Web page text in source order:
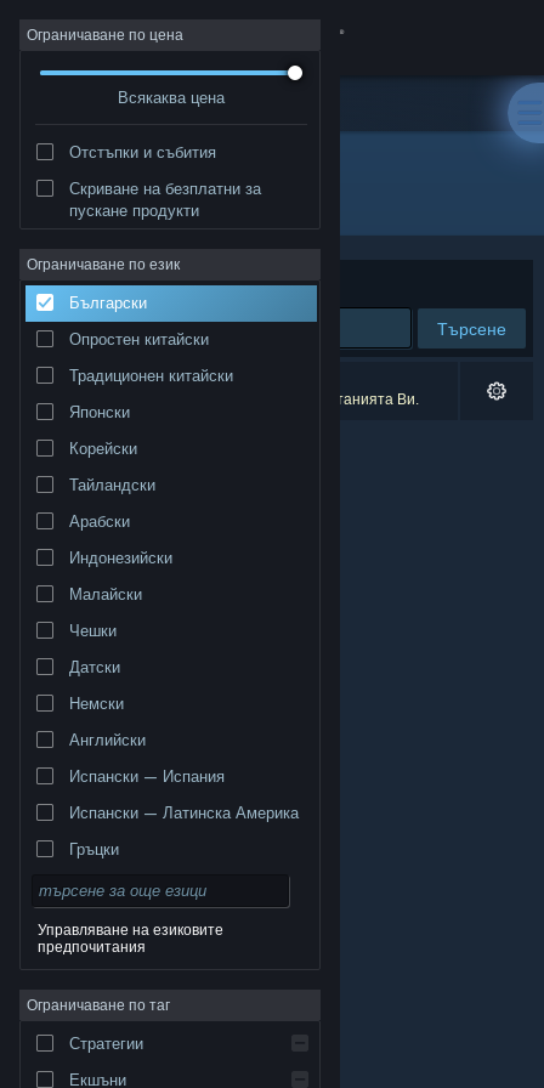
Вписване
Относно
Поддръжка
Смяна на езика
търговски марки принадлежат на съответните им
собственици в САЩ и други страни.
поверителност|Юридическа информация|
Достъпност|Условия за ползване на Steam
Възстановявания|Бисквитки
Ограничаване по цена
Всякаква цена
Отстъпки и събития
Скриване на безплатни за
пускане продукти
Ограничаване по език
Български
Опростен китайски
Традиционен китайски
Японски
Корейски
Тайландски
Арабски
Индонезийски
Малайски
Чешки
Датски
Немски
Английски
Испански — Испания
Испански — Латинска Америка
Гръцки
Управляване на езиковите
предпочитания
Ограничаване по таг
Стратегии
Екшъни
Разработчик: Luna's Tail Creative LLC
Сортиране по Съответстване
Търсене
0 резултата съответстват на търсенето Ви.
2 заглавия бяха изключени спрямо предпочитанията Ви.